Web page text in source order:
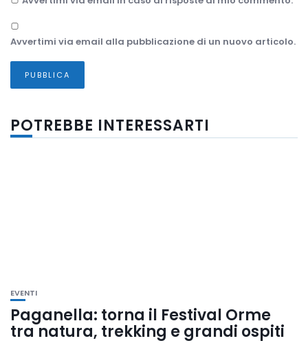
Avvertimi via email alla pubblicazione di un nuovo articolo.
POTREBBE INTERESSARTI
EVENTI
Paganella: torna il Festival Orme
tra natura, trekking e grandi ospiti